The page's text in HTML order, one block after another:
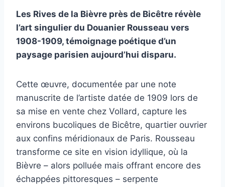
Les Rives de la Bièvre près de Bicêtre révèle
l’art singulier du Douanier Rousseau vers
1908-1909, témoignage poétique d’un
paysage parisien aujourd’hui disparu.
Cette œuvre, documentée par une note
manuscrite de l’artiste datée de 1909 lors de
sa mise en vente chez Vollard, capture les
environs bucoliques de Bicêtre, quartier ouvrier
aux confins méridionaux de Paris. Rousseau
transforme ce site en vision idyllique, où la
Bièvre – alors polluée mais offrant encore des
échappées pittoresques – serpente